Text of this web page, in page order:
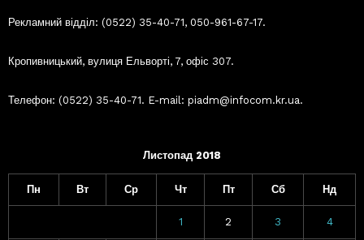
Рекламний відділ: (0522) 35-40-71, 050-961-67-17.
Кропивницький, вулиця Ельворті, 7, офіс 307.
Телефон: (0522) 35-40-71. E-mail: piadm@infocom.kr.ua.
Листопад 2018
Пн Вт Ср Чт Пт Сб Нд
1 2 3 4